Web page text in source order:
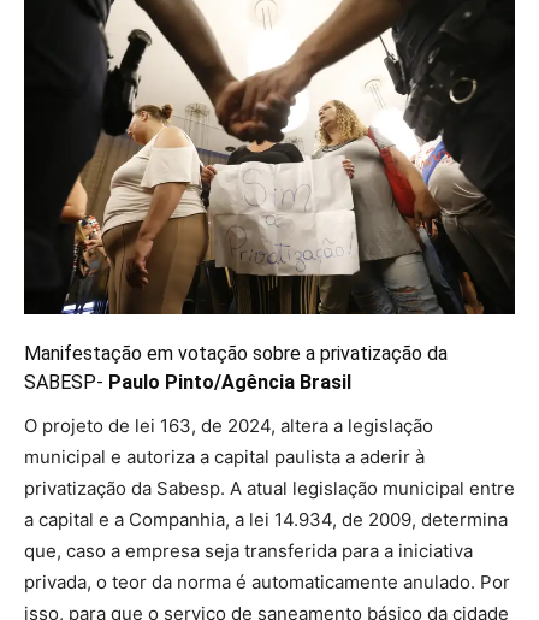
Manifestação em votação sobre a privatização da
SABESP- Paulo Pinto/Agência Brasil
O projeto de lei 163, de 2024, altera a legislação
municipal e autoriza a capital paulista a aderir à
privatização da Sabesp. A atual legislação municipal entre
a capital e a Companhia, a lei 14.934, de 2009, determina
que, caso a empresa seja transferida para a iniciativa
privada, o teor da norma é automaticamente anulado. Por
isso, para que o serviço de saneamento básico da cidade